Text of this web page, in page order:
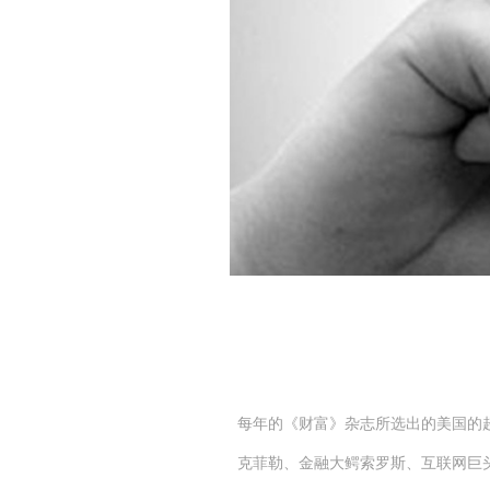
每年的《财富》杂志所选出的美国的
克菲勒、金融大鳄索罗斯、互联网巨